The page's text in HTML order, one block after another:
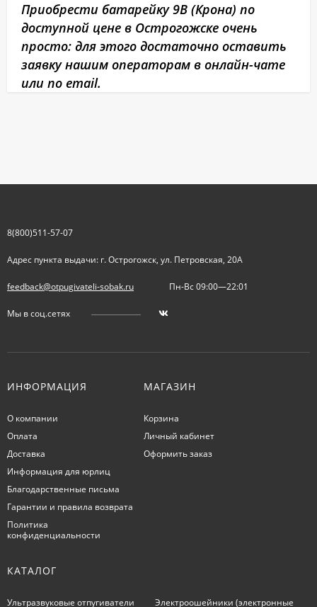
Приобрести батарейку 9В (Крона) по
доступной цене в Острогожске очень
просто: для этого достаточно оставить
заявку нашим операторам в онлайн-чате
или по email.
8(800)511-57-07
Адрес пункта выдачи: г. Острогожск, ул. Петровская, 20А
feedback@otpugivateli-sobak.ru Пн-Вс 09:00—22:01
Мы в соц.сетях
ИНФОРМАЦИЯ
О компании
Оплата
Доставка
Информация для юрлиц
Благодарственные письма
Гарантии и правила возврата
Политика
конфиденциальности
МАГАЗИН
Корзина
Личный кабинет
Оформить заказ
КАТАЛОГ
Ультразвуковые отпугиватели Электроошейники (электронные